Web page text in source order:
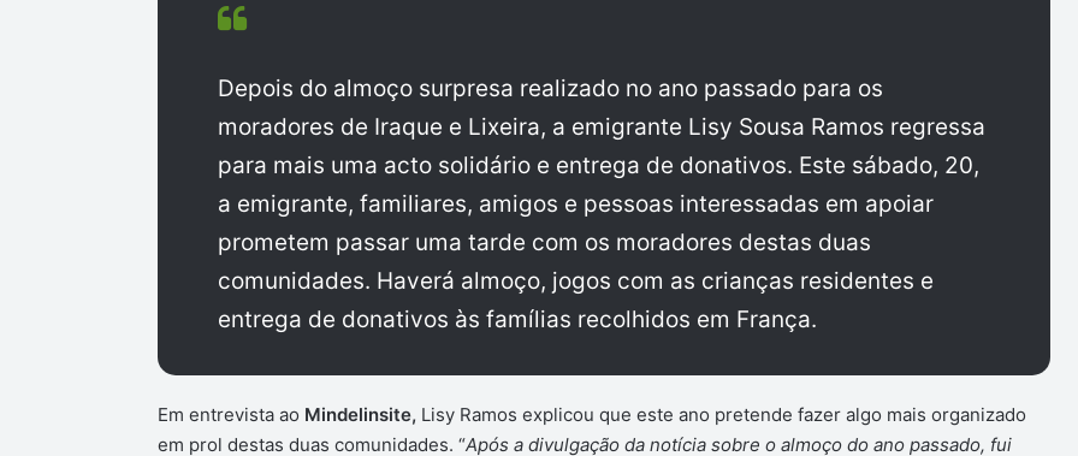
Depois do almoço surpresa realizado no ano passado para os
moradores de Iraque e Lixeira, a emigrante Lisy Sousa Ramos regressa
para mais uma acto solidário e entrega de donativos. Este sábado, 20,
a emigrante, familiares, amigos e pessoas interessadas em apoiar
prometem passar uma tarde com os moradores destas duas
comunidades. Haverá almoço, jogos com as crianças residentes e
entrega de donativos às famílias recolhidos em França.
Em entrevista ao Mindelinsite, Lisy Ramos explicou que este ano pretende fazer algo mais organizado
em prol destas duas comunidades. “Após a divulgação da notícia sobre o almoço do ano passado, fui